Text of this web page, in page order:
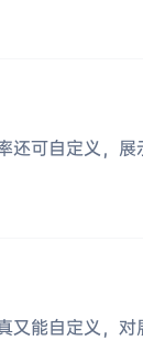
可自定义，展
能自定义，对